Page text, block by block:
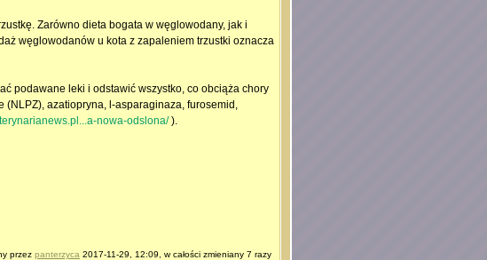
Zarówno dieta bogata w węglowodany, jak i
węglowodanów u kota z zapaleniem trzustki oznacza
podawane leki i odstawić wszystko, co obciąża chory
azatiopryna, l-asparaginaza, furosemid,
nowa-odslona/).
przez panterzyca 2017-11-29, 12:09, w całości zmieniany 7 razy